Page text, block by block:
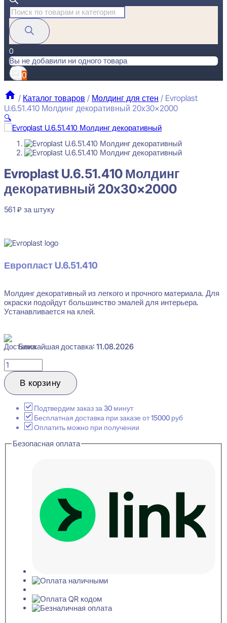
Поиск
товаров
0
Вы не добавили ни одного товара
0
/ Каталог товаров / Молдинг для стен / Evroplast
U.6.51.410 Молдинг декоративный 20x30x2000
🔍
561₽ за штуку
Перейти в избранное Закрыть
Evroplast U.6.51.410 Молдинг
декоративный 20x30x2000
561 ₽ за штуку
Европласт U.6.51.410
Молдинг декоративный из легкого и прочного материала. Для
окраски подойдут большинство эмалей для интерьера.
Устанавливается на клей.
Ближайшая доставка: 11.08.2026
Количество
товара
Evroplast
U.6.51.410
декоративный
20x30x2000
В корзину
Подтвердим заказ за 30 минут
Бесплатная доставка при заказе от 15000 руб
Оплатить можно при получении
Безопасная оплата